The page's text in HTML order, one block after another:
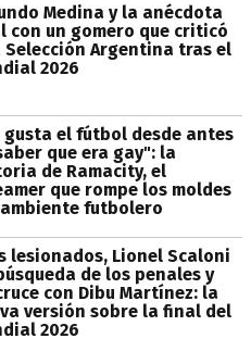
Medina y la anécdota
con un gomero que criticó
Selección Argentina tras el
2026
gusta el fútbol desde antes
que era gay": la
de Ramacity, el
que rompe los moldes
futbolero
lesionados, Lionel Scaloni
de los penales y
con Dibu Martínez: la
versión sobre la final del
2026